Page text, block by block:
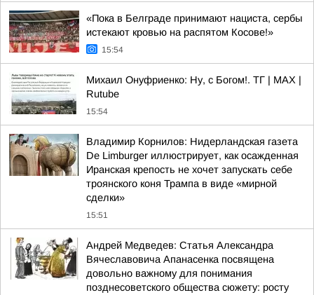
«Пока в Белграде принимают нациста, сербы
истекают кровью на распятом Косове!»
15:54
Михаил Онуфриенко: Ну, с Богом!. ТГ | МАХ |
Rutube
15:54
Владимир Корнилов: Нидерландская газета
De Limburger иллюстрирует, как осажденная
Иранская крепость не хочет запускать себе
троянского коня Трампа в виде «мирной
сделки»
15:51
Андрей Медведев: Статья Александра
Вячеславовича Апанасенка посвящена
довольно важному для понимания
позднесоветского общества сюжету: росту